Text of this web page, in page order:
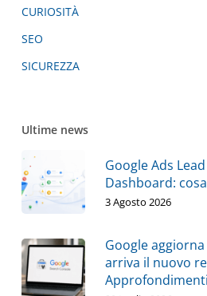
CURIOSITÀ
SEO
SICUREZZA
Ultime news
Google Ads
Dashboard:
3 Agosto 2026
Google
arriva il nuovo
Approfondimenti